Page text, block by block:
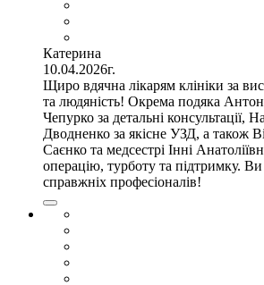
Катерина
10.04.2026г.
Щиро вдячна лікарям клініки за
та людяність! Окрема подяка
Чепурко за детальні консультації,
Дводненко за якісне УЗД, а також
Саєнко та медсестрі Інні
операцію, турботу та підтримку.
справжніх професіоналів!